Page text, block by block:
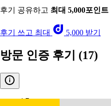
후기 공유하고 최대 5,000포인트
후기 쓰고 최대 5,000 받기
방문 인증 후기 (17)
4.7